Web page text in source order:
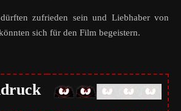
zufrieden sein und Liebhaber von
sich für den Film begeistern.